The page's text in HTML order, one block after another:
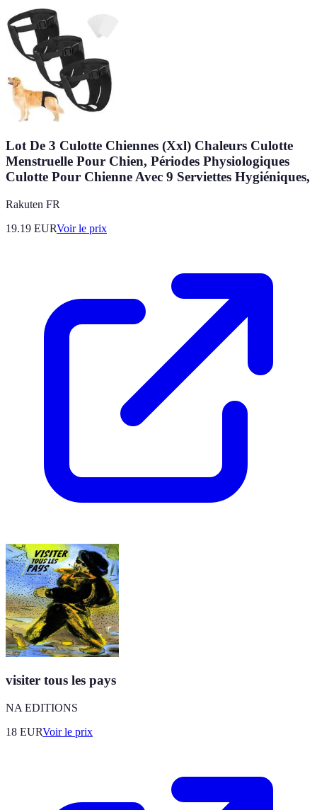
Lot De 3 Culotte Chiennes (Xxl) Chaleurs Culotte
Menstruelle Pour Chien, Périodes Physiologiques
Culotte Pour Chienne Avec 9 Serviettes Hygiéniques,
Rakuten FR
19.19 EURVoir le prix
visiter tous les pays
NA EDITIONS
18 EURVoir le prix